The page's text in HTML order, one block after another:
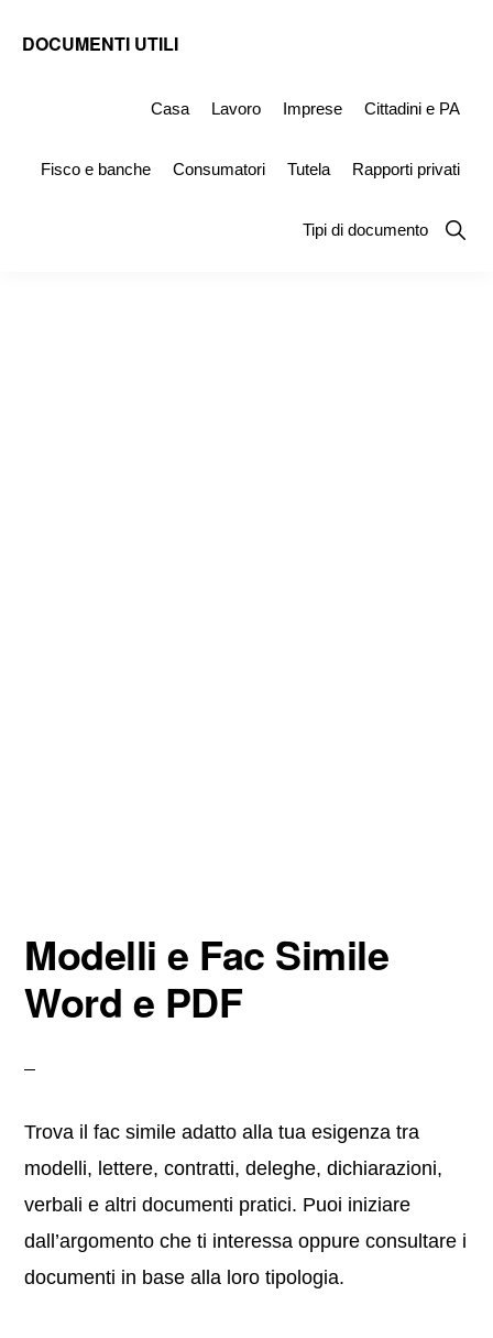
DOCUMENTI UTILI
Simile
Casa Lavoro Imprese Cittadini e PA
Fisco e banche Consumatori Tutela Rapporti privati
Tipi di documento
Show
Modelli e Fac Simile
Word e PDF
Trova il fac simile adatto alla tua esigenza tra
modelli, lettere, contratti, deleghe, dichiarazioni,
verbali e altri documenti pratici. Puoi iniziare
dall’argomento che ti interessa oppure consultare i
documenti in base alla loro tipologia.